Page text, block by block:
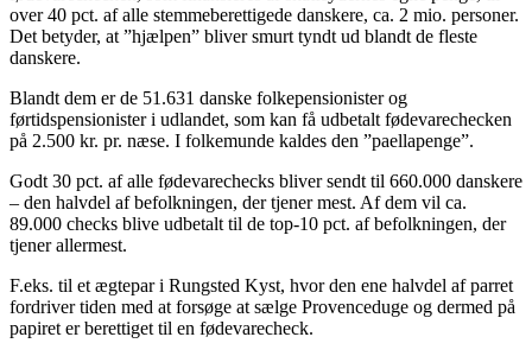
over 40 pct. af alle stemmeberettigede danskere, ca. 2 mio. personer.
Det betyder, at ”hjælpen” bliver smurt tyndt ud blandt de fleste
danskere.
Blandt dem er de 51.631 danske folkepensionister og
førtidspensionister i udlandet, som kan få udbetalt fødevarechecken
på 2.500 kr. pr. næse. I folkemunde kaldes den ”paellapenge”.
Godt 30 pct. af alle fødevarechecks bliver sendt til 660.000 danskere
– den halvdel af befolkningen, der tjener mest. Af dem vil ca.
89.000 checks blive udbetalt til de top-10 pct. af befolkningen, der
tjener allermest.
F.eks. til et ægtepar i Rungsted Kyst, hvor den ene halvdel af parret
fordriver tiden med at forsøge at sælge Provenceduge og dermed på
papiret er berettiget til en fødevarecheck.